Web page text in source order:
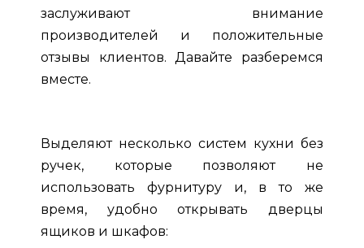
заслуживают внимание
производителей и положительные
отзывы клиентов. Давайте разберемся
вместе.
Выделяют несколько систем кухни без
ручек, которые позволяют не
использовать фурнитуру и, в то же
время, удобно открывать дверцы
ящиков и шкафов: